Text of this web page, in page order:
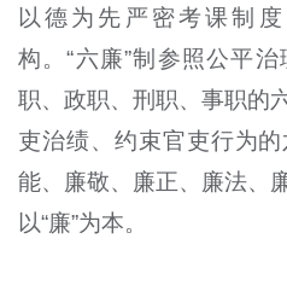
以德为先严密考课制
构。“六廉”制参照公平
职、政职、刑职、事职的
吏治绩、约束官吏行为
能、廉敬、廉正、廉法、
以“廉”为本。